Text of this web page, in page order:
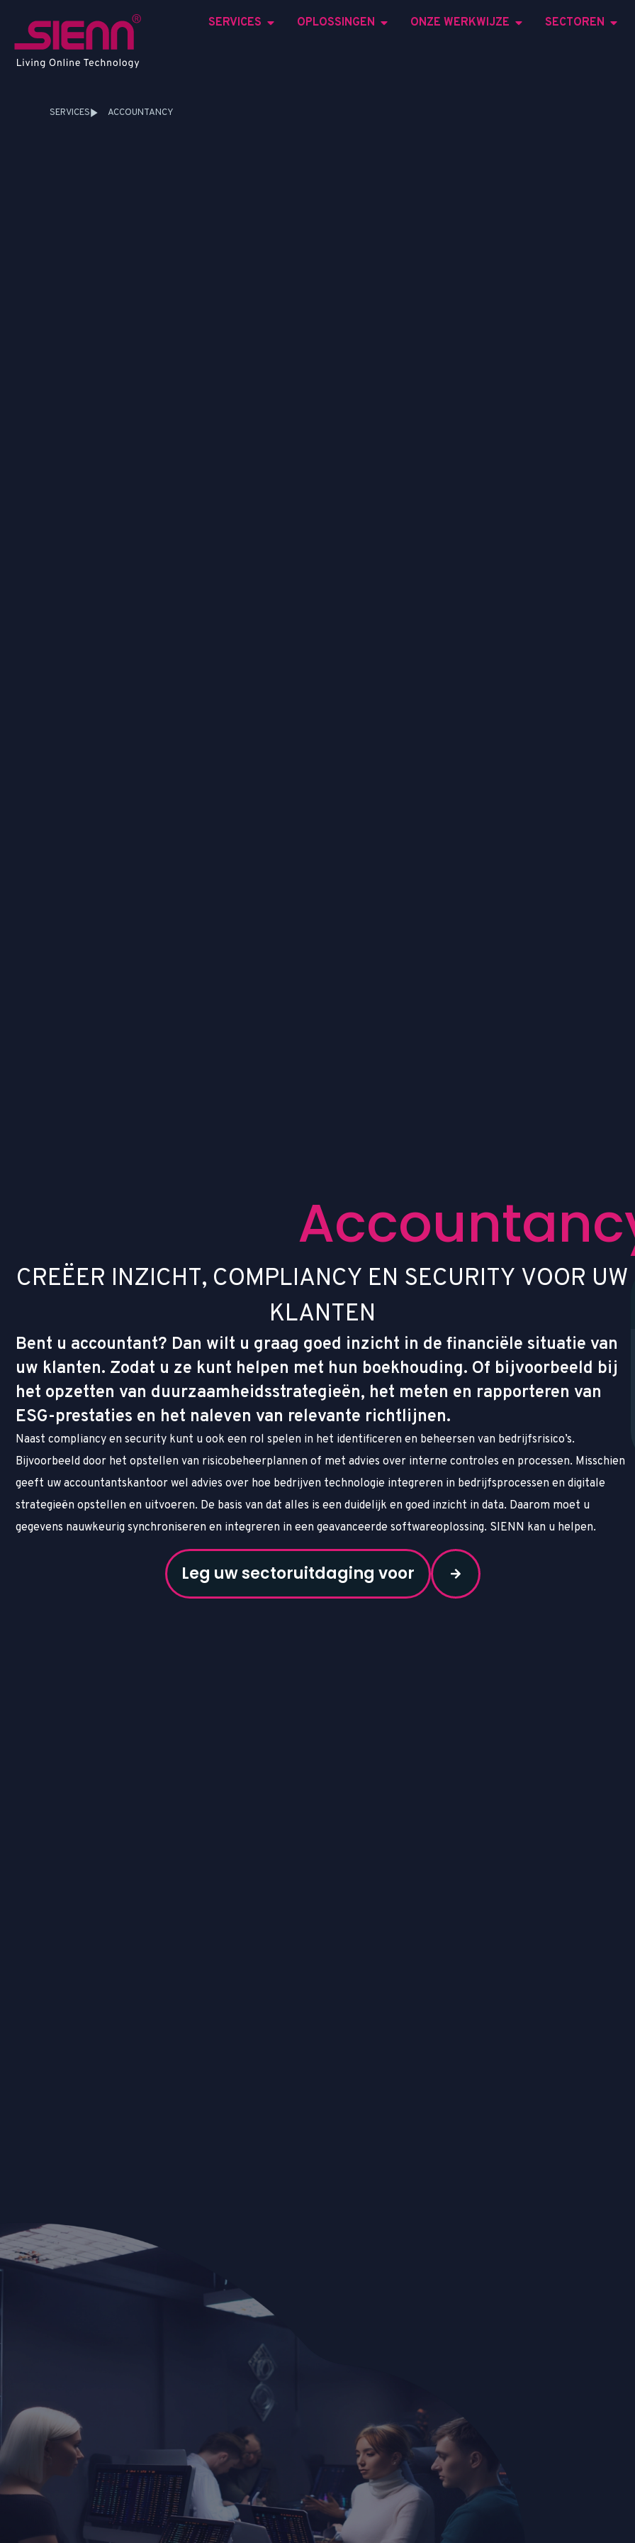
SERVICES OPLOSSINGEN ONZE WERKWIJZE SECTOREN
SERVICES ACCOUNTANCY
Accountanc
CREËER INZICHT, COMPLIANCY EN SECURITY VOOR UW
KLANTEN
Bent u accountant? Dan wilt u graag goed inzicht in de financiële situatie van
uw klanten. Zodat u ze kunt helpen met hun boekhouding. Of bijvoorbeeld bij
het opzetten van duurzaamheidsstrategieën, het meten en rapporteren van
ESG-prestaties en het naleven van relevante richtlijnen.
Naast compliancy en security kunt u ook een rol spelen in het identificeren en beheersen van bedrijfsrisico’s.
Bijvoorbeeld door het opstellen van risicobeheerplannen of met advies over interne controles en processen. Misschien
geeft uw accountantskantoor wel advies over hoe bedrijven technologie integreren in bedrijfsprocessen en digitale
strategieën opstellen en uitvoeren. De basis van dat alles is een duidelijk en goed inzicht in data. Daarom moet u
gegevens nauwkeurig synchroniseren en integreren in een geavanceerde softwareoplossing. SIENN kan u helpen.
Leg uw sectoruitdaging voor